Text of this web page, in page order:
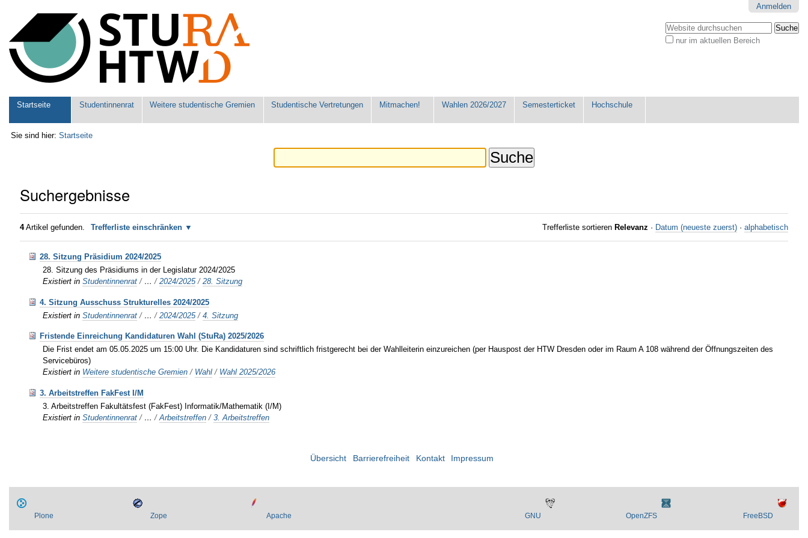
Werkzeuge
Anmelden
Website durchsuchen
nur im aktuellen Bereich
Sektionen
Startseite Studentinnenrat Weitere studentische Gremien Studentische Vertretungen Mitmachen! Wahlen 2026/2027 Semesterticket Hochschule
Sie sind hier: Startseite
Suchergebnisse
4Artikel gefunden. Trefferliste einschränken Trefferliste sortieren Relevanz · Datum (neueste zuerst) · alphabetisch
28. Sitzung Präsidium 2024/2025
28. Sitzung des Präsidiums in der Legislatur 2024/2025
Existiert in Studentinnenrat / …/2024/2025 /28. Sitzung
4. Sitzung Ausschuss Strukturelles 2024/2025
Existiert in Studentinnenrat / …/2024/2025 /4. Sitzung
Fristende Einreichung Kandidaturen Wahl (StuRa) 2025/2026
Die Frist endet am 05.05.2025 um 15:00 Uhr. Die Kandidaturen sind schriftlich fristgerecht bei der Wahlleiterin einzureichen (per Hauspost der HTW Dresden oder im Raum A 108 während der Öffnungszeiten des
Servicebüros)
Existiert in Weitere studentische Gremien / Wahl / Wahl 2025/2026
3. Arbeitstreffen FakFest I/M
3. Arbeitstreffen Fakultätsfest (FakFest) Informatik/Mathematik (I/M)
Existiert in Studentinnenrat / …/Arbeitstreffen /3. Arbeitstreffen
Übersicht Barrierefreiheit Kontakt Impressum
Plone Zope Apache GNU OpenZFS FreeBSD